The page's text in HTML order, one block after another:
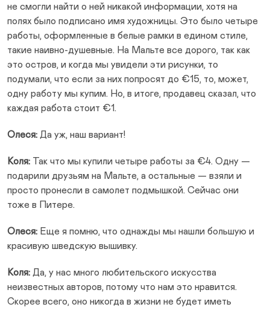
не смогли найти о ней никакой информации, хотя на
полях было подписано имя художницы. Это было четыре
работы, оформленные в белые рамки в едином стиле,
такие наивно-душевные. На Мальте все дорого, так как
это остров, и когда мы увидели эти рисунки, то
подумали, что если за них попросят до €15, то, может,
одну работу мы купим. Но, в итоге, продавец сказал, что
каждая работа стоит €1.
Олеся: Да уж, наш вариант!
Коля: Так что мы купили четыре работы за €4. Одну —
подарили друзьям на Мальте, а остальные — взяли и
просто пронесли в самолет подмышкой. Сейчас они
тоже в Питере.
Олеся: Еще я помню, что однажды мы нашли большую и
красивую шведскую вышивку.
Коля: Да, у нас много любительского искусства
неизвестных авторов, потому что нам это нравится.
Скорее всего, оно никогда в жизни не будет иметь